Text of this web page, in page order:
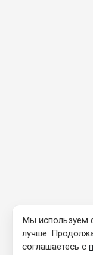
Мы используем
лучше.
соглашаетесь с